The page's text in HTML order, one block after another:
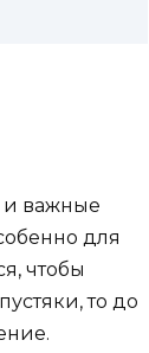
и важные
для
чтобы
то до